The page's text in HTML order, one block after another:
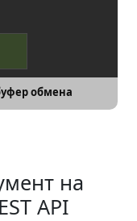
обмена
на
API